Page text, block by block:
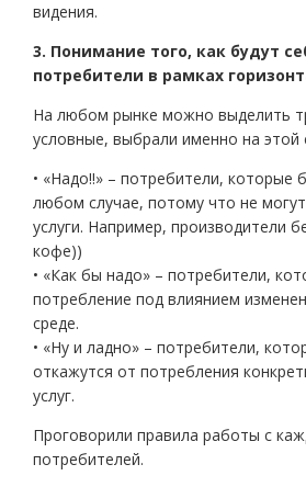
видения.
3. Понимание того, как будут
потребители в рамках
На любом рынке можно выделить
условные, выбрали именно на этой
• «Надо!!» – потребители, которые
любом случае, потому что не
услуги. Например, производители
кофе))
• «Как бы надо» – потребители,
потребление под влиянием
среде.
• «Ну и ладно» – потребители,
откажутся от потребления
услуг.
Проговорили правила работы с
потребителей.